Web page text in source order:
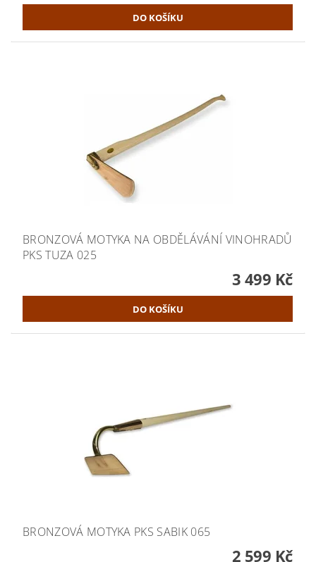
BRONZOVÁ MOTYKA NA OBDĚLÁVÁNÍ VINOHRADŮ
PKS TUZA 025
3 499 Kč
BRONZOVÁ MOTYKA PKS SABIK 065
2 599 Kč